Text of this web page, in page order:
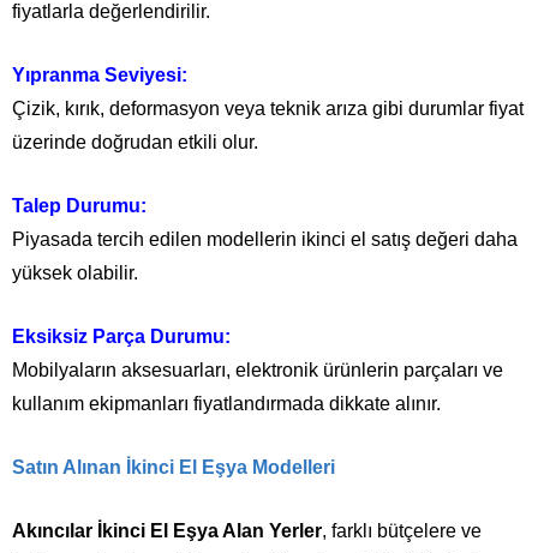
fiyatlarla değerlendirilir.
Yıpranma Seviyesi:
Çizik, kırık, deformasyon veya teknik arıza gibi durumlar fiyat
üzerinde doğrudan etkili olur.
Talep Durumu:
Piyasada tercih edilen modellerin ikinci el satış değeri daha
yüksek olabilir.
Eksiksiz Parça Durumu:
Mobilyaların aksesuarları, elektronik ürünlerin parçaları ve
kullanım ekipmanları fiyatlandırmada dikkate alınır.
Satın Alınan İkinci El Eşya Modelleri
Akıncılar İkinci El Eşya Alan Yerler, farklı bütçelere ve